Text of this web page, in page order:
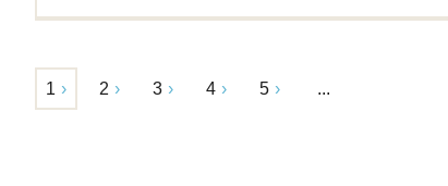
1 2 3 4 5 ...